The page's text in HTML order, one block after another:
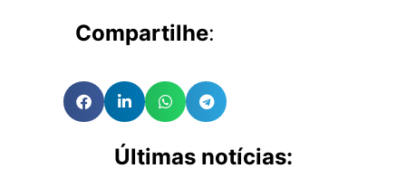
Compartilhe:
Últimas notícias: